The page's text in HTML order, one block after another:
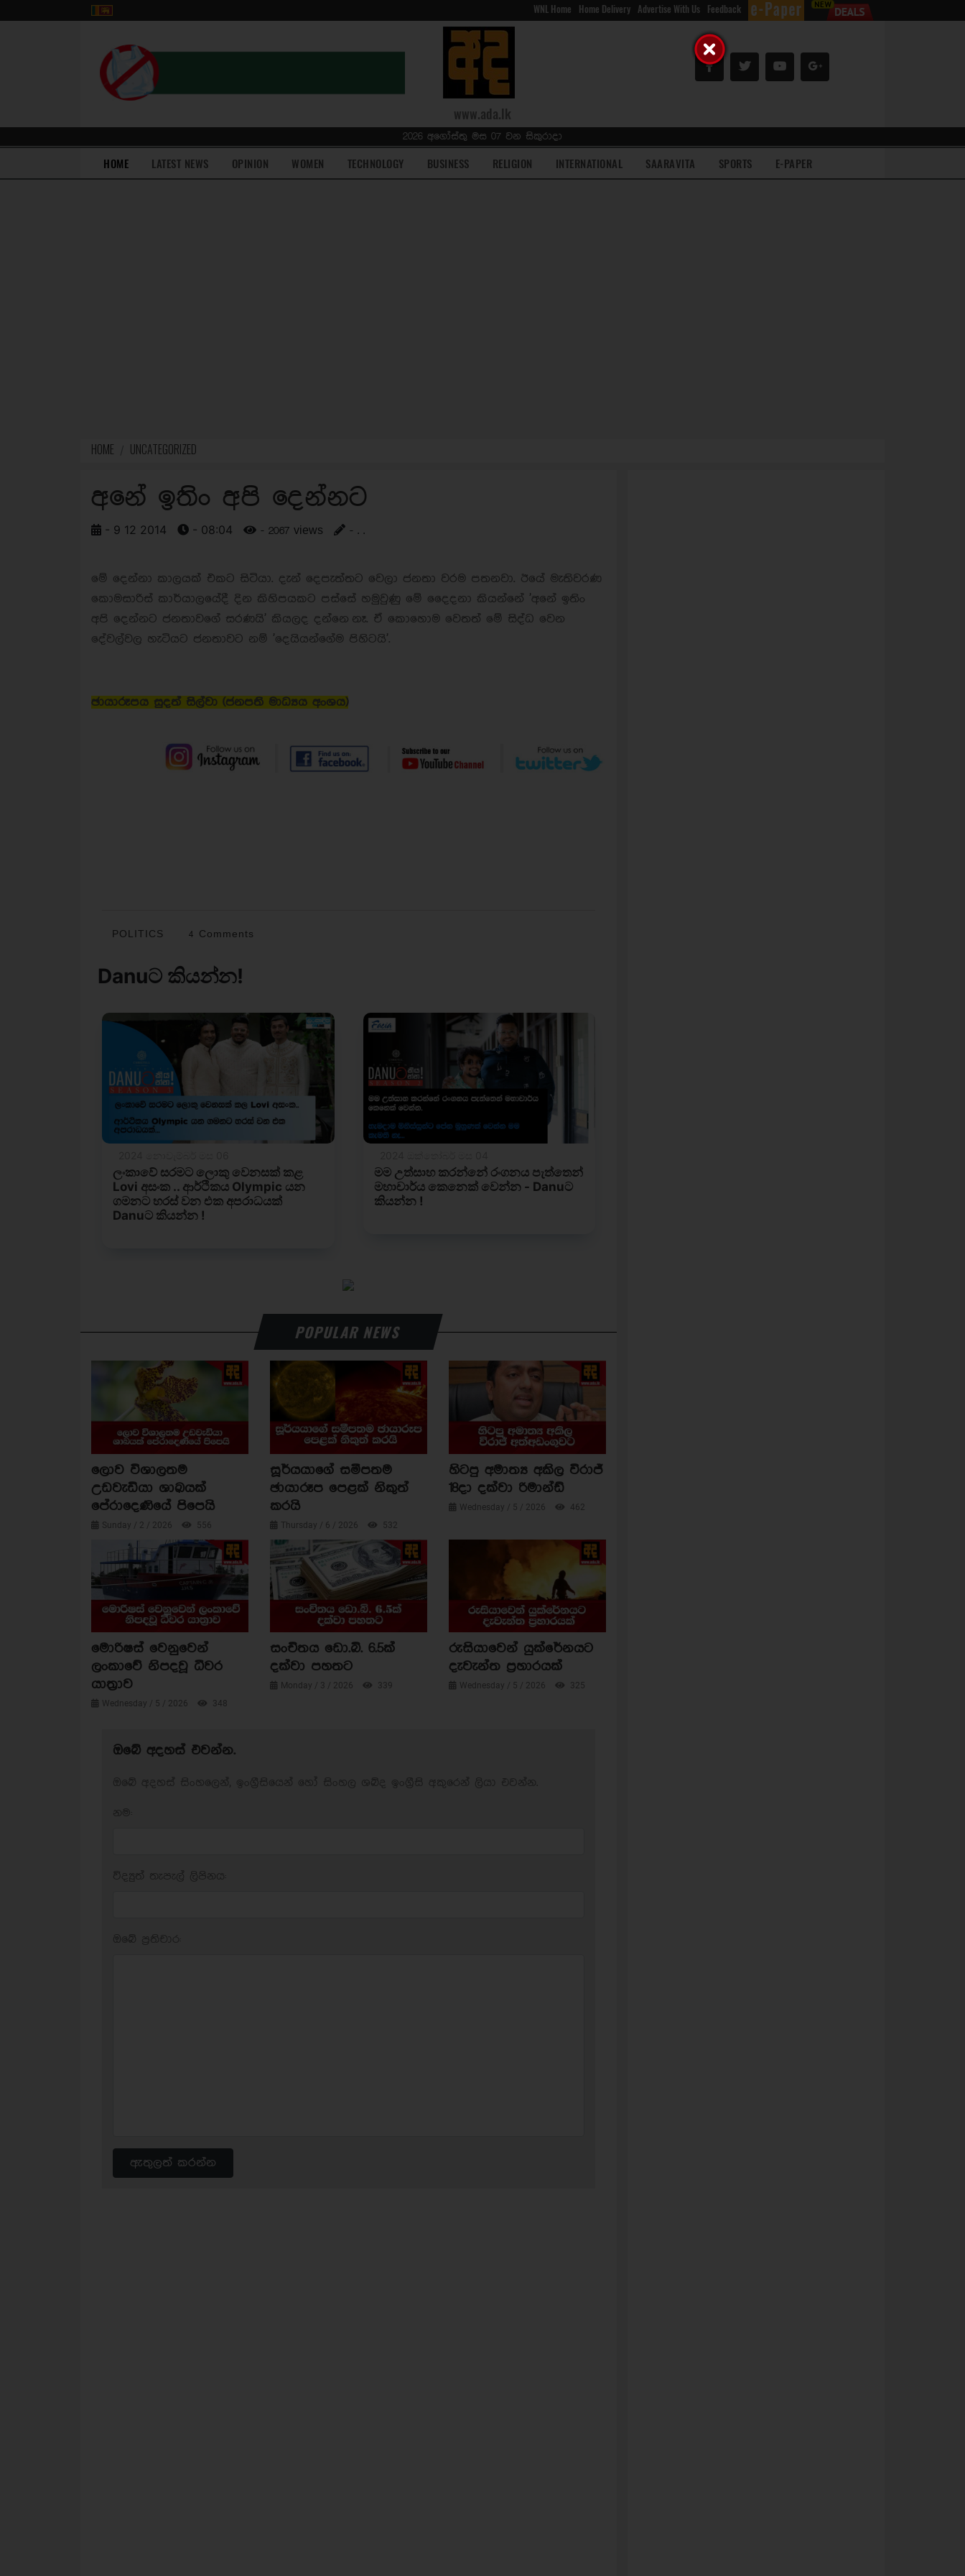
WNL Home Home Delivery Advertise With Us Feedback
www.ada.lk
2026 අගෝස්තු මස 07 වන සිකුරාදා
HOME(current)LATEST NEWS OPINION WOMEN TECHNOLOGY BUSINESS RELIGION INTERNATIONAL SAARAVITA SPORTS E-PAPER
HOME UNCATEGORIZED
අනේ ඉතිං අපි දෙන්නට
- 9 12 2014 - 08:04 - 2067 views - . .
මේ දෙන්නා කාලයක් එකට සිටියා. දැන් දෙපැත්තට වෙලා ජනතා වරම පතනවා. ඊයේ මැතිවරණ
කොමසාරිස් කාර්යාලයේදී දින කිහිපයකට පස්සේ හමුවුණු මේ දෙෙදනා කියන්නේ 'අනේ ඉතිං
අපි දෙන්නට ජනතාවගේ සරණයි' කියලද දන්නෙ නෑ. ඒ කොහොම වෙතත් මේ සිද්ධ වෙන
දේවල්වල හැටියට ජනතාවට නම් 'දෙයියන්ගේම පිහිටයි'.
ඡායාරූපය සුදත් සිල්වා (ජනපති මාධ්‍යය අංශය)
POLITICS 4 Comments
POPULAR NEWS
ලොව විශාලතම
උඩවැඩියා ශාඛයක්
පේරාදෙණියේ පිපෙයි
Sunday / 2 / 2026 556
සූර්යයාගේ සමීපතම
ඡායාරූප පෙළක් නිකුත්
කරයි
Thursday / 6 / 2026 532
හිටපු අමාත්‍ය අකිල විරාජ්
18දා දක්වා රිමාන්ඩ්
Wednesday / 5 / 2026 462
මොරිෂස් වෙනුවෙන්
ලංකාවේ නිපදවූ ධීවර
යාත්‍රාව
Wednesday / 5 / 2026 348
සංචිතය ඩො.බි. 6.5ක්
දක්වා පහතට
Monday / 3 / 2026 339
රුසියාවෙන් යුක්රේනයට
දැවැන්ත ප්‍රහාරයක්
Wednesday / 5 / 2026 325
ඔබේ අදහස් එවන්න.
ඇතුලත් කරන්න